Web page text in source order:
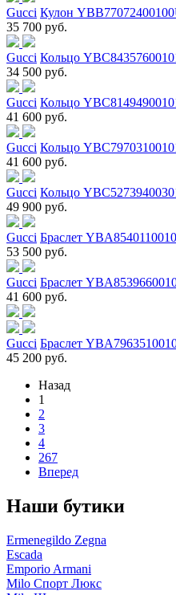
Gucci Кулон
35 700 руб.
Gucci Кольцо
34 500 руб.
Gucci Кольцо
41 600 руб.
Gucci Кольцо
41 600 руб.
Gucci Кольцо
49 900 руб.
Gucci Браслет
53 500 руб.
Gucci Браслет
41 600 руб.
Gucci Браслет
45 200 руб.
Назад
1
2
3
4
267
Вперед
Наши бутики
Ermenegildo Zegna
Escada
Emporio Armani
Milo Спорт Люкс